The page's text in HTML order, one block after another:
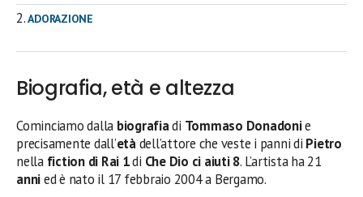
ADORAZIONE
Biografia, età e altezza
Cominciamo dalla biografiadi Tommaso Donadonie
precisamente dall’etàdell’attore che veste i panni di Pietro
nella fiction di Rai 1di Che Dio ci aiuti 8. L’artista ha 21
annied è nato il 17 febbraio 2004 a Bergamo.